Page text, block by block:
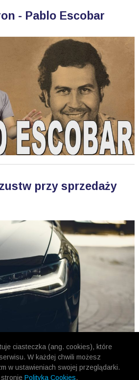
ciasteczka (ang. cookies), które
W każdej chwili możesz
w ustawieniach swojej przeglądarki.
stronie Polityka Cookies.
- Pablo Escobar
przy sprzedaży